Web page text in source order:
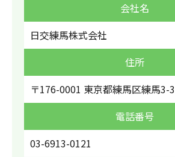
会社名
日交練馬株式会社
住所
〒176-0001 東京都練馬区練馬3-
電話番号
03-6913-0121